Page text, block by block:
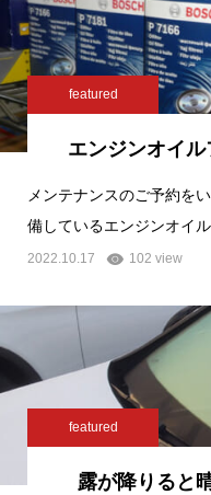
featured
エンジンオイ
メンテナンスのご予約を
備しているエンジンオイ
2022.10.17 102 view
featured
露が降りると